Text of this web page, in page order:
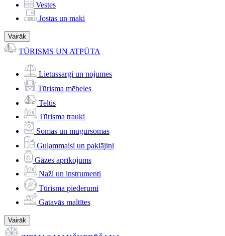
Vestes
Jostas un maki
Vairāk
TŪRISMS UN ATPŪTA
Lietussargi un nojumes
Tūrisma mēbeles
Teltis
Tūrisma trauki
Somas un mugursomas
Guļammaisi un paklājiņi
Gāzes aprīkojums
Naži un instrumenti
Tūrisma piederumi
Gatavās maltītes
Vairāk